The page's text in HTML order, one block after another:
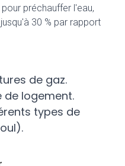
préchauffer l'eau,
30 % par rapport
de gaz.
logement.
types de